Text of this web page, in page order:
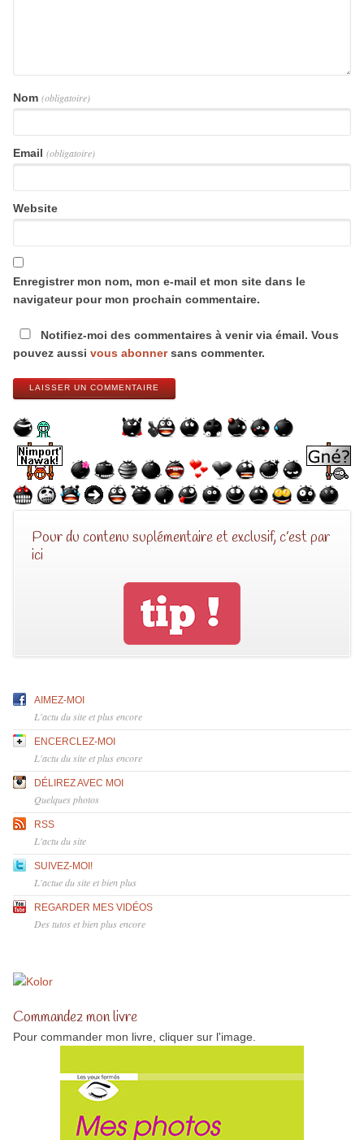
Nom (obligatoire)
Email (obligatoire)
Website
Enregistrer mon nom, mon e-mail et mon site dans le
navigateur pour mon prochain commentaire.
Notifiez-moi des commentaires à venir via émail. Vous
pouvez aussi vous abonnersans commenter.
LAISSER UN COMMENTAIRE
Pour du contenu suplémentaire et exclusif, c’est par
ici
AIMEZ-MOI
L'actu du site et plus encore
ENCERCLEZ-MOI
L'actu du site et plus encore
DÉLIREZ AVEC MOI
Quelques photos
RSS
L'actu du site
SUIVEZ-MOI!
L'actue du site et bien plus
REGARDER MES VIDÉOS
Des tutos et bien plus encore
Commandez mon livre
Pour commander mon livre, cliquer sur l'image.